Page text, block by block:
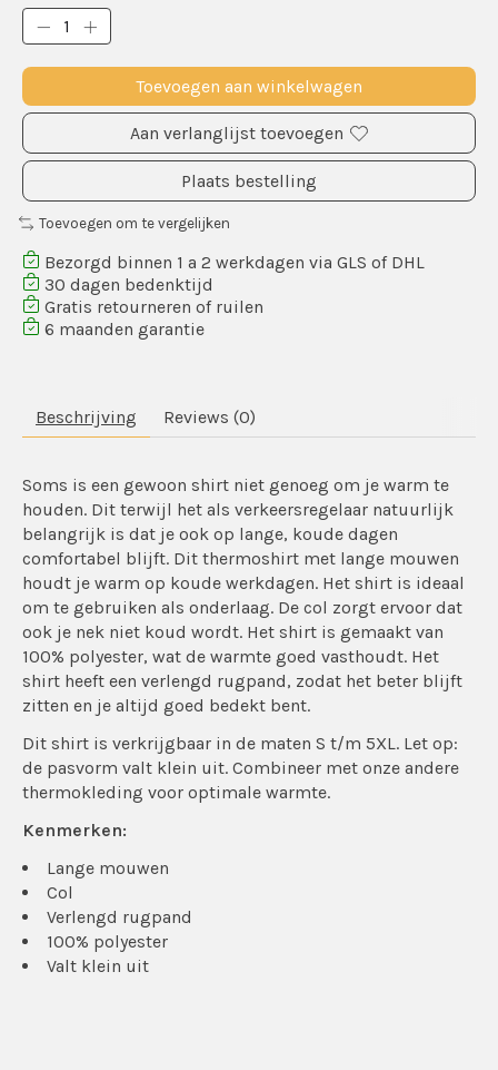
Toevoegen aan winkelwagen
Aan verlanglijst toevoegen
Plaats bestelling
Toevoegen om te vergelijken
Bezorgd binnen 1 a 2 werkdagen via GLS of DHL
30 dagen bedenktijd
Gratis retourneren of ruilen
6 maanden garantie
Beschrijving Reviews (0)
Soms is een gewoon shirt niet genoeg om je warm te
houden. Dit terwijl het als verkeersregelaar natuurlijk
belangrijk is dat je ook op lange, koude dagen
comfortabel blijft. Dit thermoshirt met lange mouwen
houdt je warm op koude werkdagen. Het shirt is ideaal
om te gebruiken als onderlaag. De col zorgt ervoor dat
ook je nek niet koud wordt. Het shirt is gemaakt van
100% polyester, wat de warmte goed vasthoudt. Het
shirt heeft een verlengd rugpand, zodat het beter blijft
zitten en je altijd goed bedekt bent.
Dit shirt is verkrijgbaar in de maten S t/m 5XL. Let op:
de pasvorm valt klein uit. Combineer met onze andere
thermokleding voor optimale warmte.
Kenmerken:
Lange mouwen
Col
Verlengd rugpand
100% polyester
Valt klein uit